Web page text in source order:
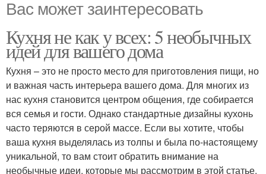
Вас может заинтересовать
Кухня не как у всех: 5 необычных
идей для вашего дома
Кухня – это не просто место для приготовления пищи, но
и важная часть интерьера вашего дома. Для многих из
нас кухня становится центром общения, где собирается
вся семья и гости. Однако стандартные дизайны кухонь
часто теряются в серой массе. Если вы хотите, чтобы
ваша кухня выделялась из толпы и была по-настоящему
уникальной, то вам стоит обратить внимание на
необычные идеи, которые мы рассмотрим в этой статье.